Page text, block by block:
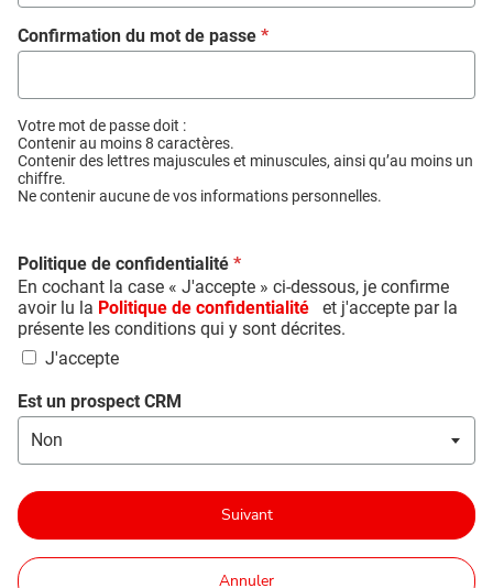
Confirmation du mot de passe *
Votre mot de passe doit :
Contenir au moins 8 caractères.
Contenir des lettres majuscules et minuscules, ainsi qu’au moins un
chiffre.
Ne contenir aucune de vos informations personnelles.
Politique de confidentialité *
En cochant la case « J'accepte » ci-dessous, je confirme
avoir lu la Politique de confidentialité
et j'accepte par la
présente les conditions qui y sont décrites.
J'accepte
Est un prospect CRM
Suivant
Annuler